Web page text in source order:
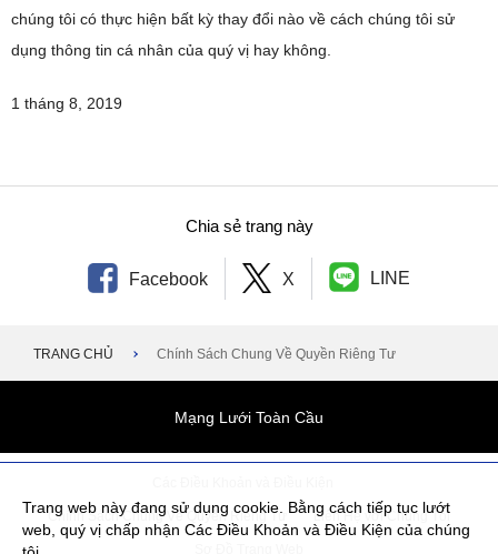
Trang web này đang sử dụng cookie. Bằng cách tiếp tục lướt
web, quý vị chấp nhận Các Điều Khoản và Điều Kiện của chúng
chúng tôi có thực hiện bất kỳ thay đổi nào về cách chúng tôi sử
dụng thông tin cá nhân của quý vị hay không.
1 tháng 8, 2019
Chia sẻ trang này
Facebook X LINE
TRANG CHỦ Chính Sách Chung Về Quyền Riêng Tư
Mạng Lưới Toàn Cầu
Chính Sách Chung Về Quyền Riêng Tư Liên Hệ với Chúng Tôi